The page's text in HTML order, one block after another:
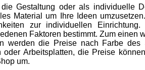
Gestaltung oder als individuelle
Material um Ihre Ideen
zur individuellen
Faktoren bestimmt. Zum einen
werden die Preise nach Farbe des
oder Arbeitsplatten, die Preise
um.